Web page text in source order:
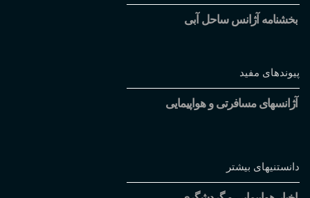
بخشنامه آژانس ساحل آبی
پیوندهای مفید
آژانسهای مسافرتی و هواپیمایی
دانستنیهای بیشتر